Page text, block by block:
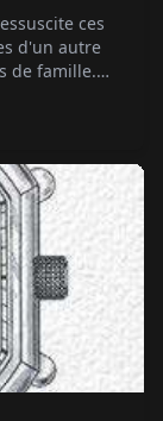
ces
d'un autre
de famille.